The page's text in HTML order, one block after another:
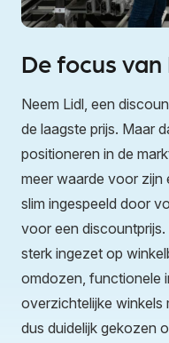
De focus van
Neem Lidl, een
de laagste prijs. Maar
positioneren in de
meer waarde voor zijn
slim ingespeeld door
voor een
sterk ingezet op
omdozen, functionele
overzichtelijke winkels
dus duidelijk gekozen